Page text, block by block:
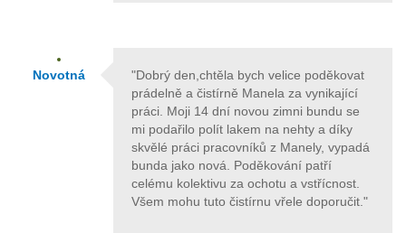
Novotná
"Dobrý den,chtěla bych velice poděkovat
prádelně a čistírně Manela za vynikající
práci. Moji 14 dní novou zimni bundu se
mi podařilo polít lakem na nehty a díky
skvělé práci pracovníků z Manely, vypadá
bunda jako nová. Poděkování patří
celému kolektivu za ochotu a vstřícnost.
Všem mohu tuto čistírnu vřele doporučit."